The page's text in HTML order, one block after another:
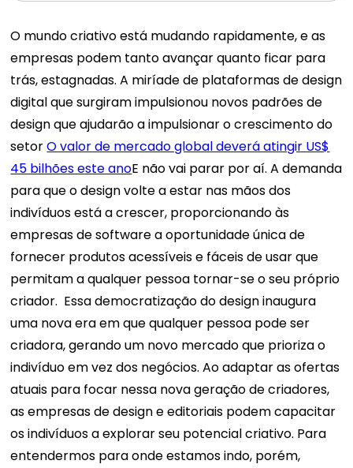
O mundo criativo está mudando rapidamente, e as
empresas podem tanto avançar quanto ficar para
trás, estagnadas. A miríade de plataformas de design
digital que surgiram impulsionou novos padrões de
design que ajudarão a impulsionar o crescimento do
setorO valor de mercado global deverá atingir US$
45 bilhões este anoE não vai parar por aí. A demanda
para que o design volte a estar nas mãos dos
indivíduos está a crescer, proporcionando às
empresas de software a oportunidade única de
fornecer produtos acessíveis e fáceis de usar que
permitam a qualquer pessoa tornar-se o seu próprio
criador. Essa democratização do design inaugura
uma nova era em que qualquer pessoa pode ser
criadora, gerando um novo mercado que prioriza o
indivíduo em vez dos negócios. Ao adaptar as ofertas
atuais para focar nessa nova geração de criadores,
as empresas de design e editoriais podem capacitar
os indivíduos a explorar seu potencial criativo. Para
entendermos para onde estamos indo, porém,